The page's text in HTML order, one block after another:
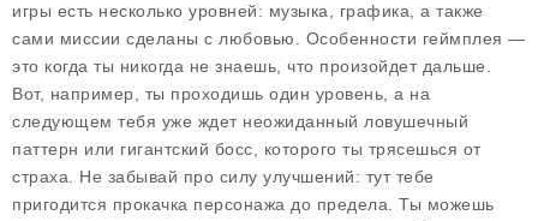
игры есть несколько уровней: музыка, графика, а также
сами миссии сделаны с любовью. Особенности геймплея —
это когда ты никогда не знаешь, что произойдет дальше.
Вот, например, ты проходишь один уровень, а на
следующем тебя уже ждет неожиданный ловушечный
паттерн или гигантский босс, которого ты трясешься от
страха. Не забывай про силу улучшений: тут тебе
пригодится прокачка персонажа до предела. Ты можешь